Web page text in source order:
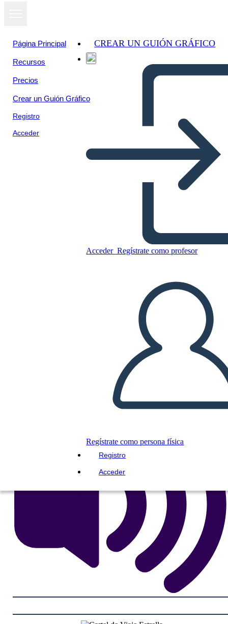
Página Principal
Recursos
Precios
Crear un Guión Gráfico
Registro
Acceder
CREAR UN GUIÓN GRÁFICO
Acceder Regístrate como profesor
Regístrate como persona física
Registro
Acceder
Cartel de Viaje Estrella
Copie este guión gráfico
CREAR UN GUIÓN GRÁFICO
JUEGO DE DIAPOSITIVAS
LEERME